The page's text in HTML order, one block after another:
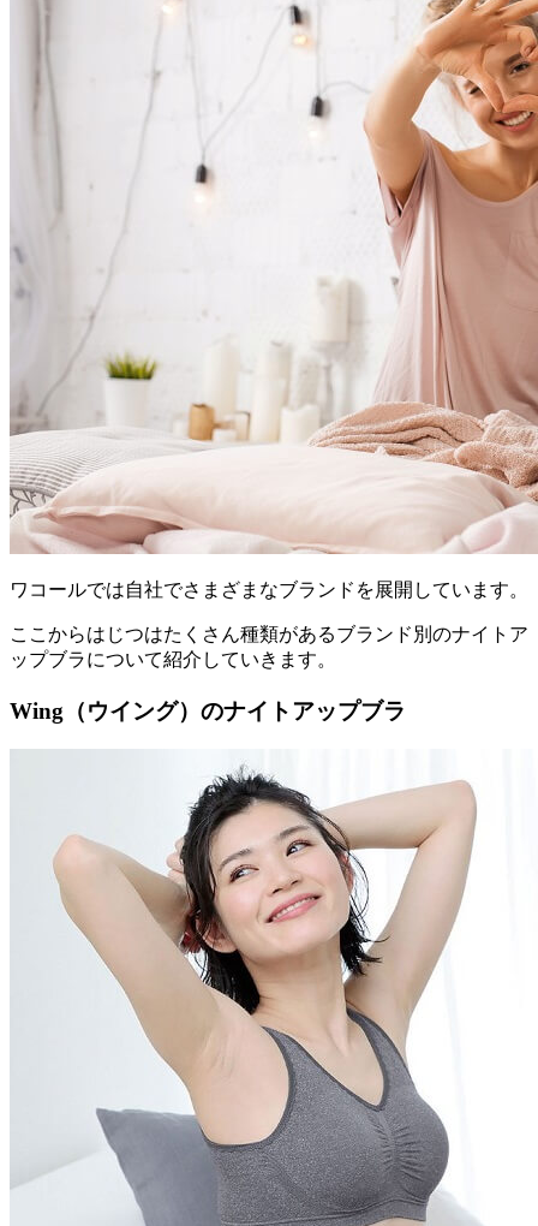
ワコールでは自社でさまざまなブランドを展開しています。
ここからはじつはたくさん種類があるブランド別のナイトア
ップブラについて紹介していきます。
Wing（ウイング）のナイトアップブラ